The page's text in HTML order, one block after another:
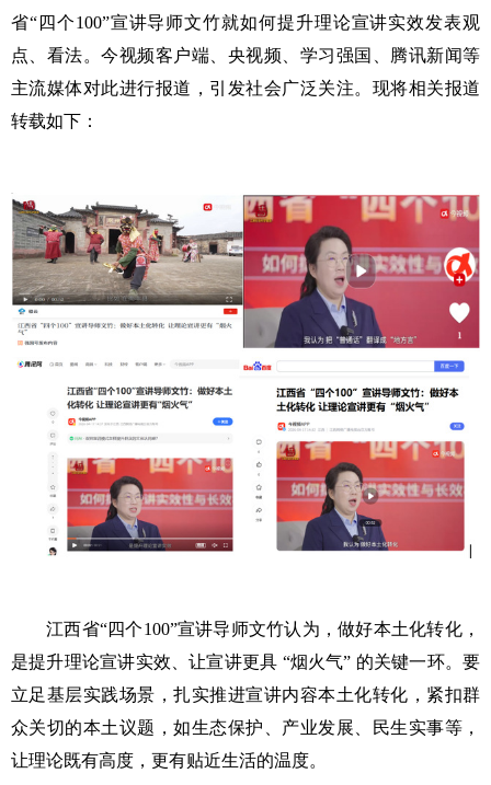
省“四个100”宣讲导师文竹就如何提升理论宣讲实效发表观
点、看法。今视频客户端、 央视频、 学习强国、 腾讯新闻等
主流媒体对此进行报道，引发社会广泛关注。现将相关报道
转载如下：
江西省“四个100”宣讲导师文竹认为，做好本土化转化，
是提升理论宣讲实效、让宣讲更具 “烟火气” 的关键一环。要
立足基层实践场景，扎实推进宣讲内容本土化转化，紧扣群
众关切的本土议题，如生态保护、产业发展、民生实事等，
让理论既有高度，更有贴近生活的温度。